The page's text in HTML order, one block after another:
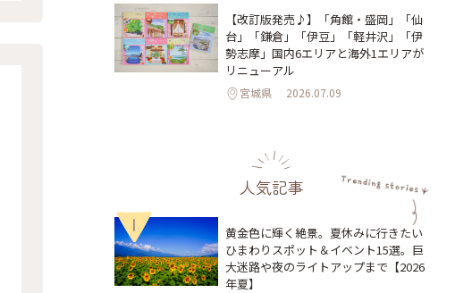
【改訂版発売♪】「角館・盛岡」「仙
台」「鎌倉」「伊豆」「軽井沢」「伊
勢志摩」国内6エリアと海外1エリアが
リニューアル
宮城県 2026.07.09
人気記事
1
黄金色に輝く絶景。夏休みに行きたい
ひまわりスポット＆イベント15選。巨
大迷路や夜のライトアップまで【2026
年夏】